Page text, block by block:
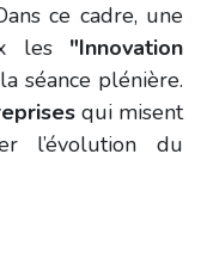
ce cadre, une
les "Innovation
séance plénière.
qui misent
l’évolution du